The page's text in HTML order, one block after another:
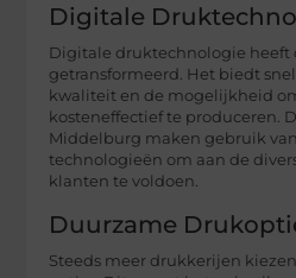
Digitale
Digitale druktechnologie heeft
getransformeerd. Het biedt
kwaliteit en de mogelijkheid
kosteneffectief te produceren.
Middelburg maken gebruik
technologieën om aan de
klanten te voldoen.
Duurzame
Steeds meer drukkerijen